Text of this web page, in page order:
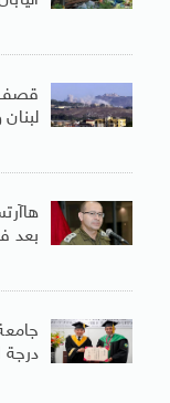
قصف
بعد
درجة